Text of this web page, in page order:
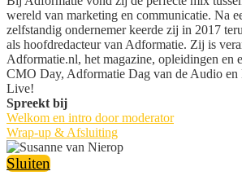
wereld van marketing en communicatie. Na
zelfstandig ondernemer keerde zij in 2017
als hoofdredacteur van Adformatie. Zij is
Adformatie.nl, het magazine, opleidingen en
CMO Day, Adformatie Dag van de Audio
Live!
Spreekt bij
Welkom en intro door moderator
Wrap-up & Afsluiting
Sluiten